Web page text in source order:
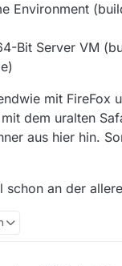
Environment
Bit Server VM
mit FireFox
dem uralten
aus hier hin.
schon an der